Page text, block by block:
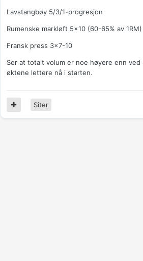
Lavstangbøy 5/3/1-progresjon
Rumenske markløft 5x10 (60-65% av 1RM)
Fransk press 3x7-10
Ser at totalt volum er noe høyere enn ved
øktene lettere nå i starten.
Siter